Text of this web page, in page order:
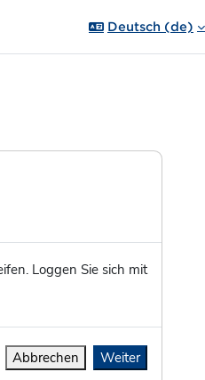
Deutsch ‎(de)‎
Loggen Sie sich mit
Abbrechen Weiter